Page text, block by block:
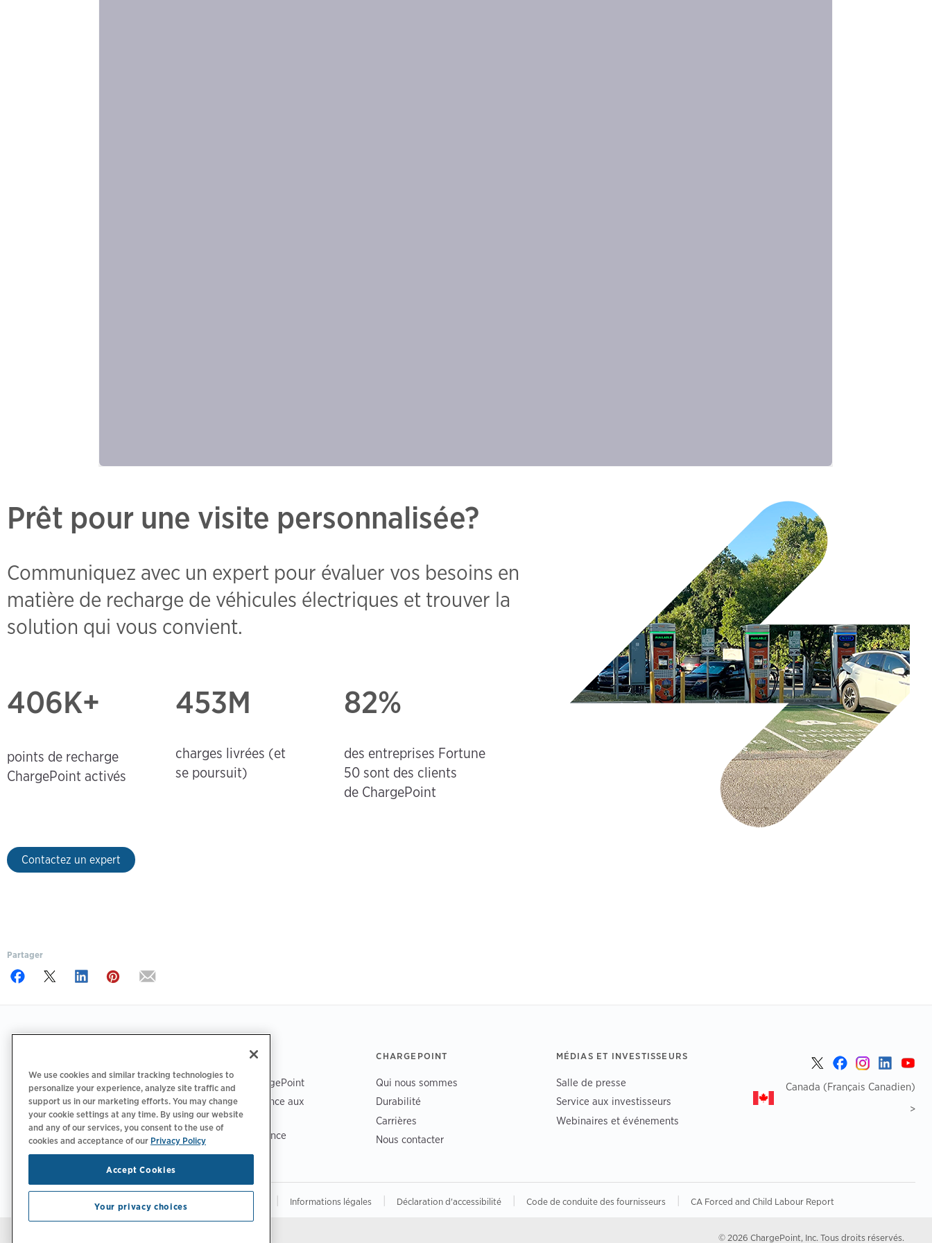
Prêt pour une visite personnalisée?
Communiquez avec un expert pour évaluer vos besoins en
matière de recharge de véhicules électriques et trouver la
solution qui vous convient.
406K+
points de recharge
ChargePoint activés
453M
charges livrées (et
se poursuit)
82%
des entreprises Fortune
50 sont des clients
de ChargePoint
Contactez un expert
Partager
ASSISTANCE
Assistance ChargePoint
Centre d’assistance aux
conducteurs
Centre de confiance
CHARGEPOINT
Qui nous sommes
Durabilité
Carrières
Nous contacter
MÉDIAS ET INVESTISSEURS
Salle de presse
Service aux investisseurs
Webinaires et événements
Canada (Français Canadien)
>
Politique de confidentialité‌ Choix de confidentialité Informations légales Déclaration d'accessibilité Code de conduite des fournisseurs CA Forced and Child Labour Report
© 2026 ChargePoint, Inc. Tous droits réservés.
We use cookies and similar tracking technologies to
personalize your experience, analyze site traffic and
support us in our marketing efforts. You may change
your cookie settings at any time. By using our website
and any of our services, you consent to the use of
cookies and acceptance of our Privacy Policy
Accept Cookies
Your privacy choices